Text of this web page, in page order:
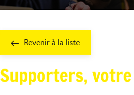
Revenir à la liste
Supporters,